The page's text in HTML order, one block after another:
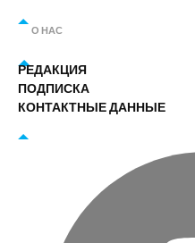
О НАС
РЕДАКЦИЯ
ПОДПИСКА
КОНТАКТНЫЕ ДАННЫЕ